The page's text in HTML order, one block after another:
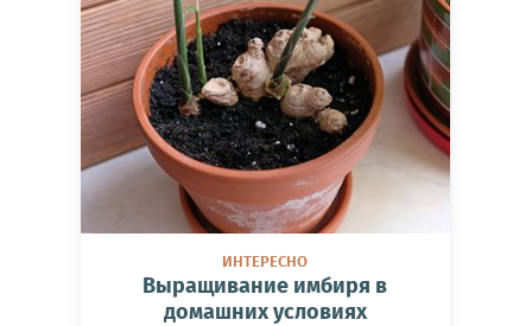
ИНТЕРЕСНО
Выращивание имбиря в
домашних условиях